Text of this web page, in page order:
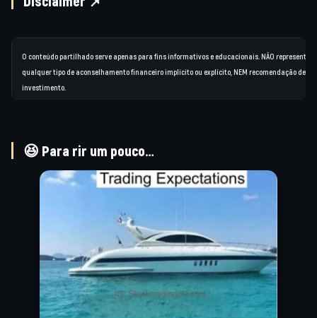
O conteúdo partilhado serve apenas para fins informativos e educacionais. NÃO representa
qualquer tipo de aconselhamento financeiro implícito ou explícito, NEM recomendação de
investimento.
😆 Para rir um pouco…